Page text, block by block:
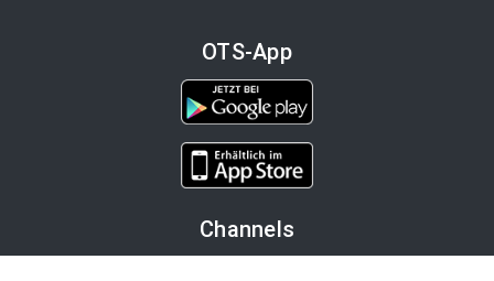
OTS-App
Channels